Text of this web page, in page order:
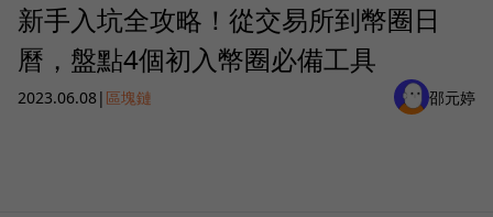
新手入坑全攻略！從交易所到幣圈日
曆，盤點4個初入幣圈必備工具
2023.06.08| 區塊鏈 邵元婷